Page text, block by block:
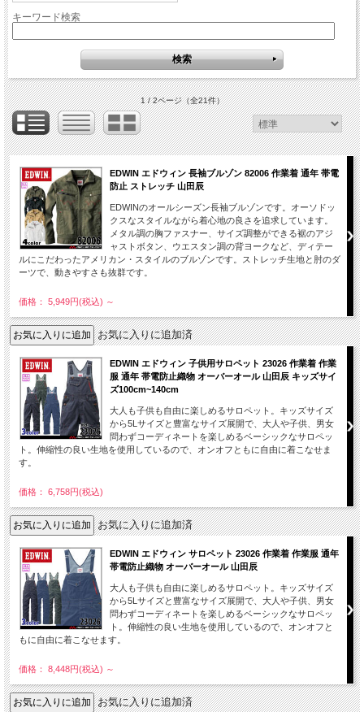
キーワード検索
1 / 2ページ（全21件）
EDWIN エドウィン 長袖ブルゾン 82006 作業着 通年 帯電
防止 ストレッチ 山田辰
EDWINのオールシーズン長袖ブルゾンです。オーソドッ
クスなスタイルながら着心地の良さを追求しています。
メタル調の胸ファスナー、サイズ調整ができる裾のアジ
ャストボタン、ウエスタン調の背ヨークなど、ディテー
ルにこだわったアメリカン・スタイルのブルゾンです。ストレッチ生地と肘のダ
ーツで、動きやすさも抜群です。
価格： 5,949円(税込) ～
お気に入りに追加済
EDWIN エドウィン 子供用サロペット 23026 作業着 作業
服 通年 帯電防止織物 オーバーオール 山田辰 キッズサイ
ズ100cm~140cm
大人も子供も自由に楽しめるサロペット。キッズサイズ
から5Lサイズと豊富なサイズ展開で、大人や子供、男女
問わずコーディネートを楽しめるベーシックなサロペッ
ト。伸縮性の良い生地を使用しているので、オンオフともに自由に着こなせま
す。
価格： 6,758円(税込)
お気に入りに追加済
EDWIN エドウィン サロペット 23026 作業着 作業服 通年
帯電防止織物 オーバーオール 山田辰
大人も子供も自由に楽しめるサロペット。キッズサイズ
から5Lサイズと豊富なサイズ展開で、大人や子供、男女
問わずコーディネートを楽しめるベーシックなサロペッ
ト。伸縮性の良い生地を使用しているので、オンオフと
もに自由に着こなせます。
価格： 8,448円(税込) ～
お気に入りに追加済